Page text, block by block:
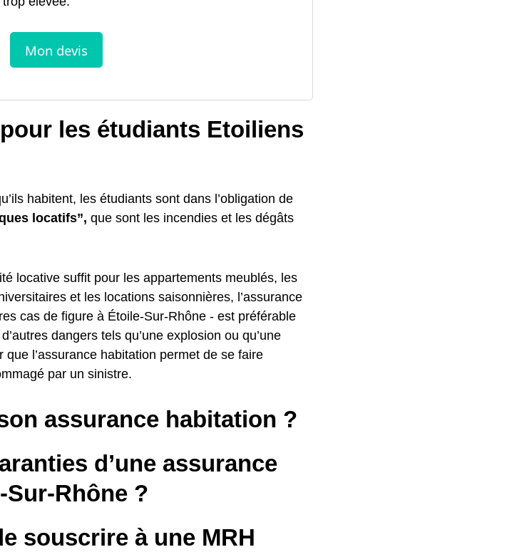
les étudiants Etoiliens
habitent, les étudiants sont dans l’obligation de
locatifs”, que sont les incendies et les dégâts
locative suffit pour les appartements meublés, les
et les locations saisonnières, l’assurance
cas de figure à Étoile-Sur-Rhône - est préférable
dangers tels qu’une explosion ou qu’une
l’assurance habitation permet de se faire
par un sinistre.
assurance habitation ?
d’une assurance
Rhône ?
souscrire à une MRH